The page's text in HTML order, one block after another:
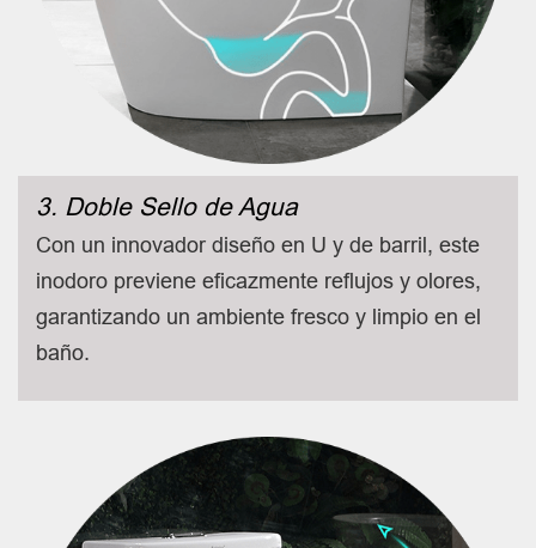
3. Doble Sello de Agua
Con un innovador diseño en U y de barril, este
inodoro previene eficazmente reflujos y olores,
garantizando un ambiente fresco y limpio en el
baño.